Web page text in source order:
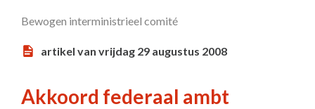
Bewogen interministrieel comité
artikel van vrijdag 29 augustus 2008
Akkoord federaal ambt